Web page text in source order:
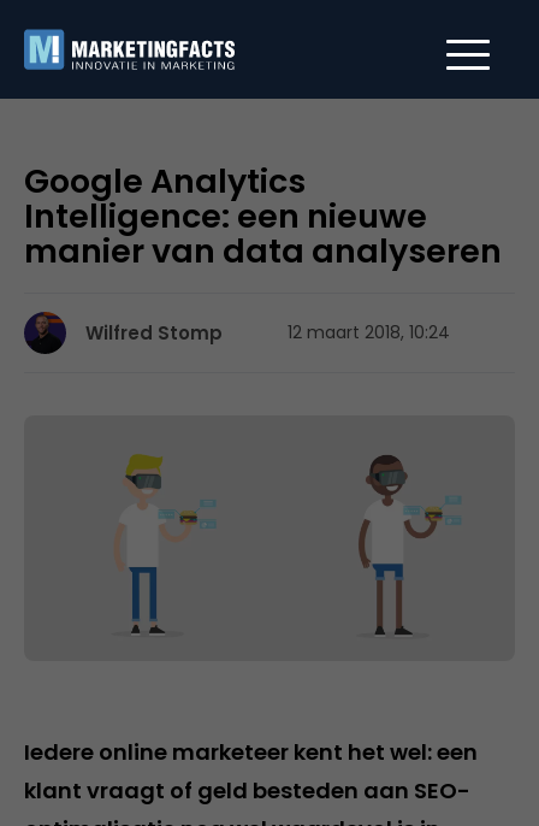
Google Analytics
Intelligence: een nieuwe
manier van data analyseren
Wilfred Stomp 12 maart 2018, 10:24
Iedere online marketeer kent het wel: een
klant vraagt of geld besteden aan SEO-